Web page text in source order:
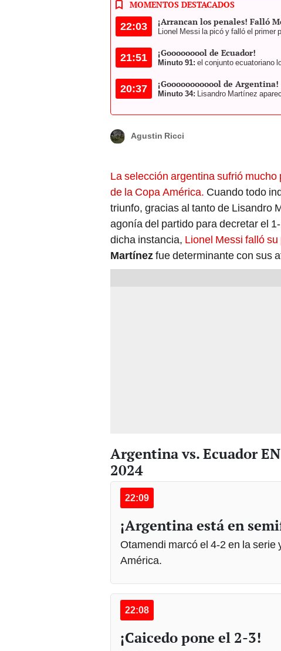
22:03 ¡Arrancan los penales! Falló
Lionel Messi la picó y falló el primer
¡Gooooooool de Ecuador!
el conjunto ecuatoriano
¡Goooooooooool de Argentina!
Lisandro Martínez
de la Copa América.Cuando todo
triunfo, gracias al tanto de Lisandro
agonía del partido para decretar el
dicha instancia,Lionel Messi falló su
Martínezfue determinante con sus
2024
22:09
¡Argentina está en
Otamendi marcó el 4-2 en la serie
América.
22:08
¡Caicedo pone el 2-3!
El delantero venció al 'Dibu' y puso